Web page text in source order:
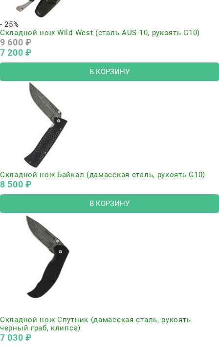
- 25%
Складной нож Wild West (сталь AUS-10, рукоять G10)
9 600 ₽
7 200 ₽
В КОРЗИНУ
Складной нож Байкал (дамасская сталь, рукоять G10)
8 500 ₽
В КОРЗИНУ
Складной нож Спутник (дамасская сталь, рукоять
черный граб, клипса)
7 030 ₽